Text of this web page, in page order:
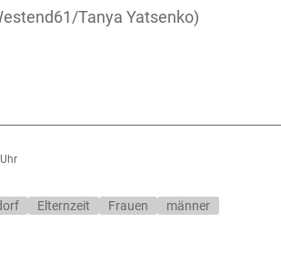
Tanya Yatsenko)
Elternzeit Frauen männer